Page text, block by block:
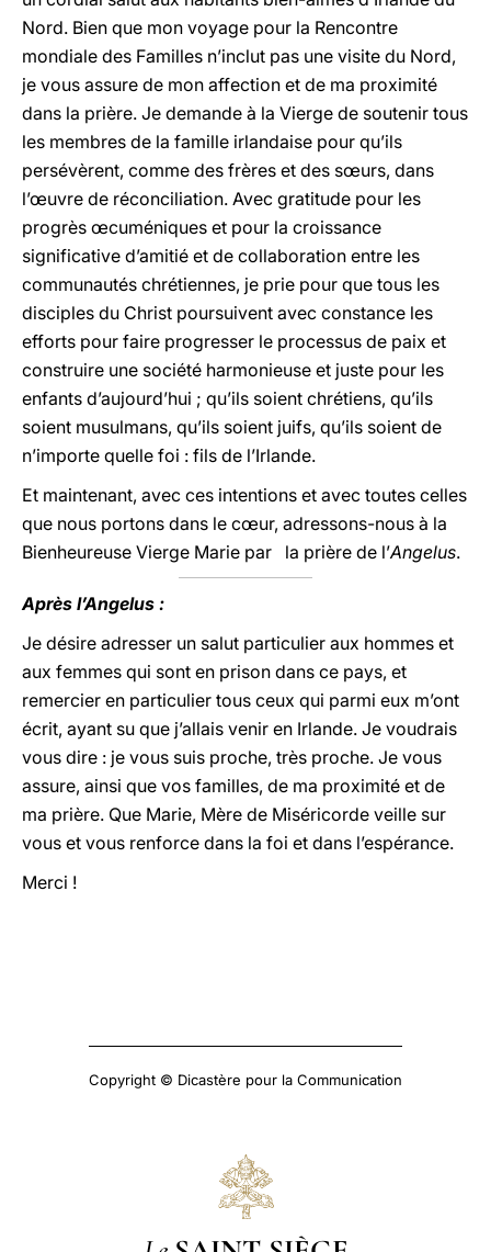
Nord. Bien que mon voyage pour la Rencontre
mondiale des Familles n’inclut pas une visite du Nord,
je vous assure de mon affection et de ma proximité
dans la prière. Je demande à la Vierge de soutenir tous
les membres de la famille irlandaise pour qu’ils
persévèrent, comme des frères et des sœurs, dans
l’œuvre de réconciliation. Avec gratitude pour les
progrès œcuméniques et pour la croissance
significative d’amitié et de collaboration entre les
communautés chrétiennes, je prie pour que tous les
disciples du Christ poursuivent avec constance les
efforts pour faire progresser le processus de paix et
construire une société harmonieuse et juste pour les
enfants d’aujourd’hui ; qu’ils soient chrétiens, qu’ils
soient musulmans, qu’ils soient juifs, qu’ils soient de
n’importe quelle foi : fils de l’Irlande.
Et maintenant, avec ces intentions et avec toutes celles
que nous portons dans le cœur, adressons-nous à la
Bienheureuse Vierge Marie par la prière de l’Angelus.
Après l’Angelus :
Je désire adresser un salut particulier aux hommes et
aux femmes qui sont en prison dans ce pays, et
remercier en particulier tous ceux qui parmi eux m’ont
écrit, ayant su que j’allais venir en Irlande. Je voudrais
vous dire : je vous suis proche, très proche. Je vous
assure, ainsi que vos familles, de ma proximité et de
ma prière. Que Marie, Mère de Miséricorde veille sur
vous et vous renforce dans la foi et dans l’espérance.
Merci !
Copyright © Dicastère pour la Communication